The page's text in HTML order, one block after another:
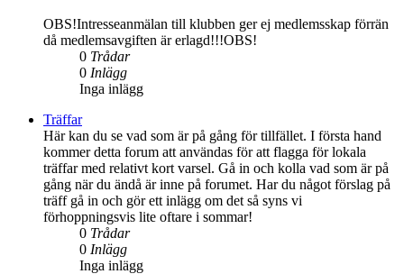
OBS!Intresseanmälan till klubben ger ej medlemsskap förrän
då medlemsavgiften är erlagd!!!OBS!
0 Trådar
0 Inlägg
Inga inlägg
Träffar
Här kan du se vad som är på gång för tillfället. I första hand
kommer detta forum att användas för att flagga för lokala
träffar med relativt kort varsel. Gå in och kolla vad som är på
gång när du ändå är inne på forumet. Har du något förslag på
träff gå in och gör ett inlägg om det så syns vi
förhoppningsvis lite oftare i sommar!
0 Trådar
0 Inlägg
Inga inlägg